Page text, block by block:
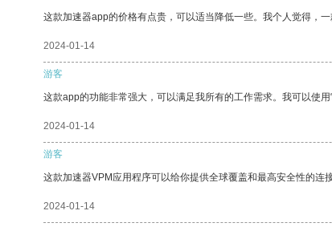
这款加速器app的价格有点贵，可以适当降低一些。我个人觉得，
2024-01-14
游客
这款app的功能非常强大，可以满足我所有的工作需求。我可以使
2024-01-14
游客
这款加速器VPM应用程序可以给你提供全球覆盖和最高安全性的连接
2024-01-14